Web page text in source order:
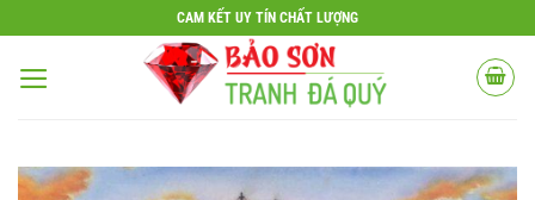
qua
nội
CAM KẾT UY TÍN CHẤT LƯỢNG